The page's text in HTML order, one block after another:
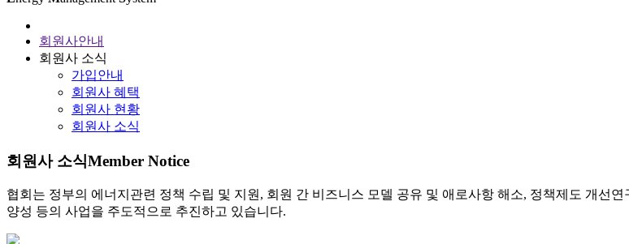
회원사안내
회원사 소식
가입안내
회원사 혜택
회원사 현황
회원사 소식
회원사 소식Member Notice
협회는 정부의 에너지관련 정책 수립 및 지원, 회원 간 비즈니스 모델 공유 및 애로사항 해소, 정책제도 개선
양성 등의 사업을 주도적으로 추진하고 있습니다.